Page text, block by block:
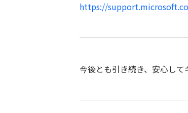
https://
今後とも引き続き、安心して